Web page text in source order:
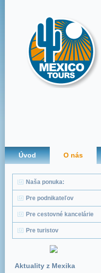
Úvod O nás
Naša ponuka:
Pre podnikateľov
Pre cestovné kancelárie
Pre turistov
Aktuality z Mexika